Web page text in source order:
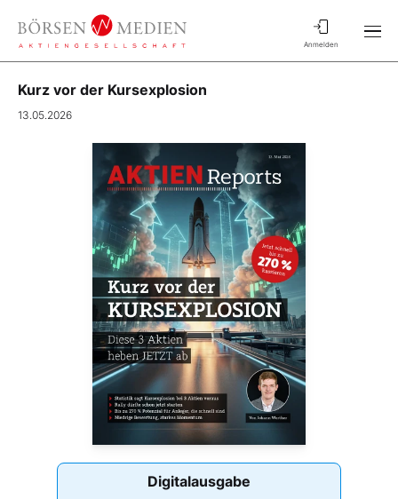
Anmelden
Kurz vor der Kursexplosion
13.05.2026
Digitalausgabe